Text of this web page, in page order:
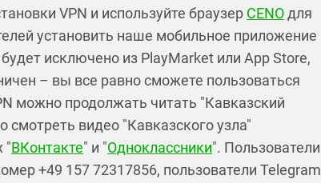
VPN и используйте браузер CENOдля
установить наше мобильное приложение
исключено из PlayMarket или App Store,
– вы все равно сможете пользоваться
можно продолжать читать "Кавказский
смотреть видео "Кавказского узла"
"ВКонтакте" и "Одноклассники". Пользователи
+49 157 72317856, пользователи Telegram